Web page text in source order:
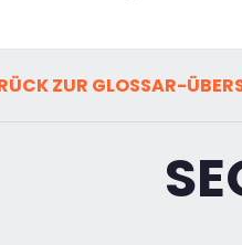
ZUR GLOSSAR-